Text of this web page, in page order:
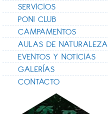
SERVICIOS
PONI CLUB
CAMPAMENTOS
AULAS DE NATURALEZA
EVENTOS Y NOTICIAS
GALERÍAS
CONTACTO